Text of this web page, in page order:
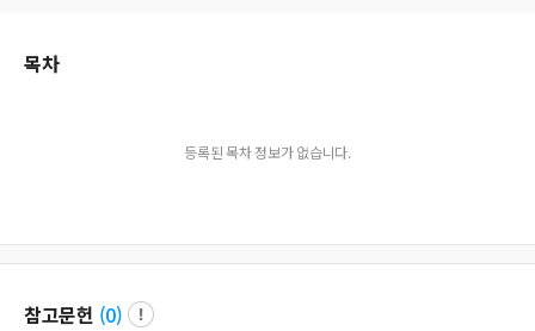
목차
등록된 목차 정보가 없습니다.
참고문헌 (0)